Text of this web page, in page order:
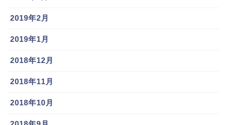
2019年2月
2019年1月
2018年12月
2018年11月
2018年10月